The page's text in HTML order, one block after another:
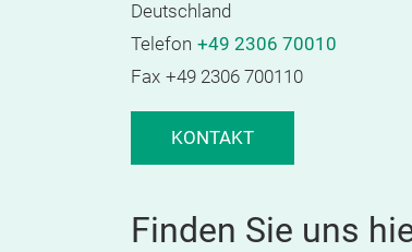
Deutschland
Telefon +49 2306 70010
Fax +49 2306 700110
KONTAKT
Finden Sie uns